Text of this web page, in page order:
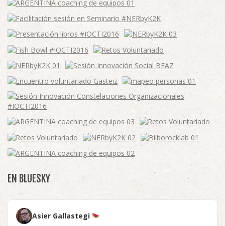
EN BLUESKY
Asier Gallastegi